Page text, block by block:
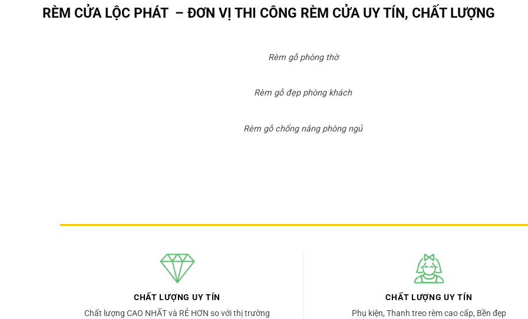
RÈM CỬA LỘC PHÁT – ĐƠN VỊ THI CÔNG RÈM CỬA UY TÍN, CHẤT LƯỢNG
Rèm gỗ phòng thờ
Rèm gỗ đẹp phòng khách
Rèm gỗ chống nắng phòng ngủ
CHẤT LƯỢNG UY TÍN
Chất lượng CAO NHẤT và RẺ HƠN so với thị trường
CHẤT LƯỢNG UY TÍN
Phụ kiện, Thanh treo rèm cao cấp, Bền đẹp